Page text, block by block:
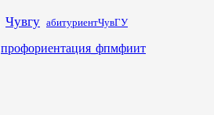
Чувгу абитуриентЧувГУ
профориентация_фпмфиит